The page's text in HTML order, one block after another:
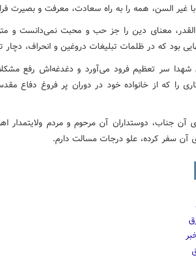
غیر السن، همه را به راه سعادت، معرفت و بصیرت
معنای دین را جز حب و محبت نمی‌دانست و
بود که در ظلمات تبلیغات دروغین و انحراف، دچار
شهدا سر تعظیم فرود می‌آورد و دغدغه‌اش رفع
را که از خانواده خود در دوران پر فروغ دفاع
آن جناب، دوستداران آن مرحوم و مردم ولایتمدار
آن سفر کرده، علو درجات مسالت دارم.